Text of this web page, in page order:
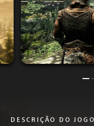
DESCRIÇÃO DO JOGO